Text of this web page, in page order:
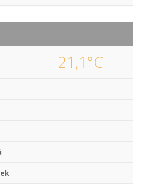
21,1°C